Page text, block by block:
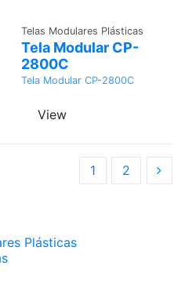
Telas Modulares Plásticas
Tela Modular CP-
2800C
Tela Modular CP-2800C
View
1 2
Plásticas